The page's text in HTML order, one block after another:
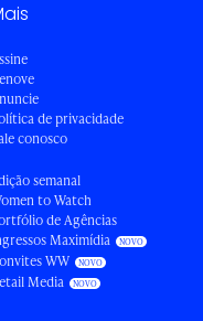
de privacidade
conosco
semanal
to Watch
de Agências
Maximídia
WW
Media